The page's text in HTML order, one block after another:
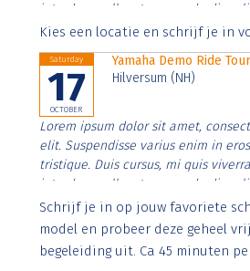
interdum nulla, ut commodo diam
Aenean faucibus nibh et justo
Kies een locatie en schrijf je in
Saturday
17
OCTOBER
Yamaha Demo Ride Tour
Hilversum (NH)
Lorem ipsum dolor sit amet,
elit. Suspendisse varius enim in
tristique. Duis cursus, mi quis
interdum nulla, ut commodo diam
Aenean faucibus nibh et justo
imperdiet. Nunc ut sem vitae risus
Schrijf je in op jouw favoriete
model en probeer deze geheel
begeleiding uit. Ca 45 minuten